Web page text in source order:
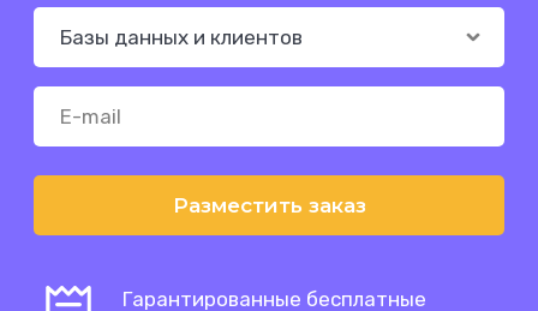
Разместить заказ
Гарантированные бесплатные